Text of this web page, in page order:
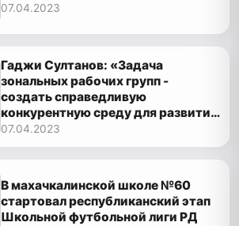
07.04.2023
Гаджи Султанов: «Задача
зональных рабочих групп -
создать справедливую
конкурентную среду для развития
бизнеса»
07.04.2023
В махачкалинской школе №60
стартовал республиканский этап
Школьной футбольной лиги РД